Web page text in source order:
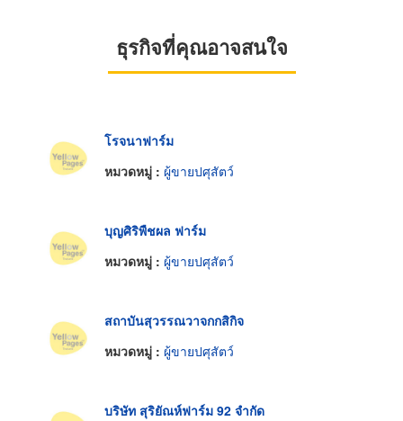
ธุรกิจที่คุณอาจสนใจ
โรจนาฟาร์ม
หมวดหมู่ : ผู้ขายปศุสัตว์
บุญศิริพืชผล ฟาร์ม
หมวดหมู่ : ผู้ขายปศุสัตว์
สถาบันสุวรรณวาจกกสิกิจ
หมวดหมู่ : ผู้ขายปศุสัตว์
บริษัท สุริยัณห์ฟาร์ม 92 จำกัด